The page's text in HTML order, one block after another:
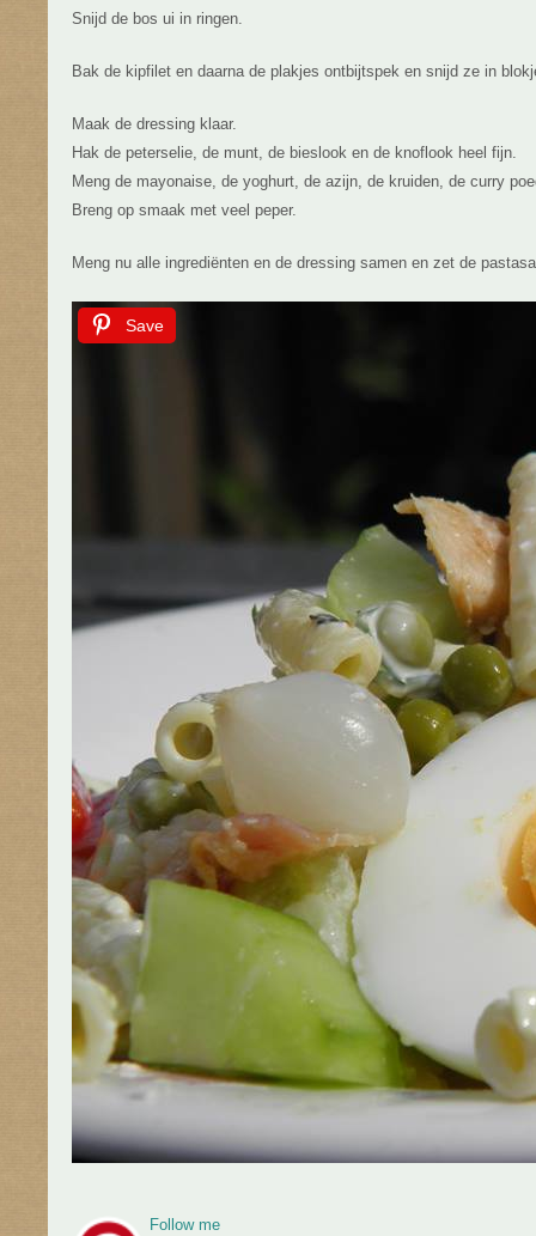
Snijd de bos ui in ringen.
Bak de kipfilet en daarna de plakjes ontbijtspek en snijd ze in
Maak de dressing klaar.
Hak de peterselie, de munt, de bieslook en de knoflook heel fijn.
Meng de mayonaise, de yoghurt, de azijn, de kruiden, de curry
Breng op smaak met veel peper.
Meng nu alle ingrediënten en de dressing samen en zet de
Save
Follow me